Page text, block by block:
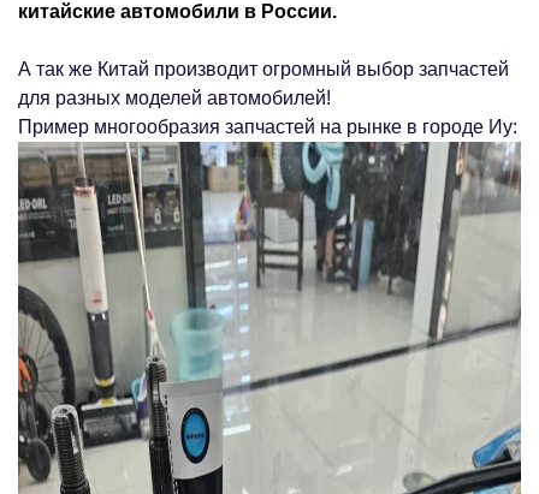
китайские автомобили в России.
А так же Китай производит огромный выбор запчастей
для разных моделей автомобилей!
Пример многообразия запчастей на рынке в городе Иу: